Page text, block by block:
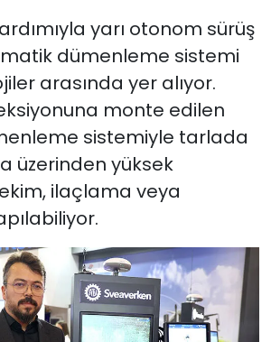
yarı otonom sürüş
dümenleme sistemi
arasında yer alıyor.
monte edilen
sistemiyle tarlada
üzerinden yüksek
ilaçlama veya